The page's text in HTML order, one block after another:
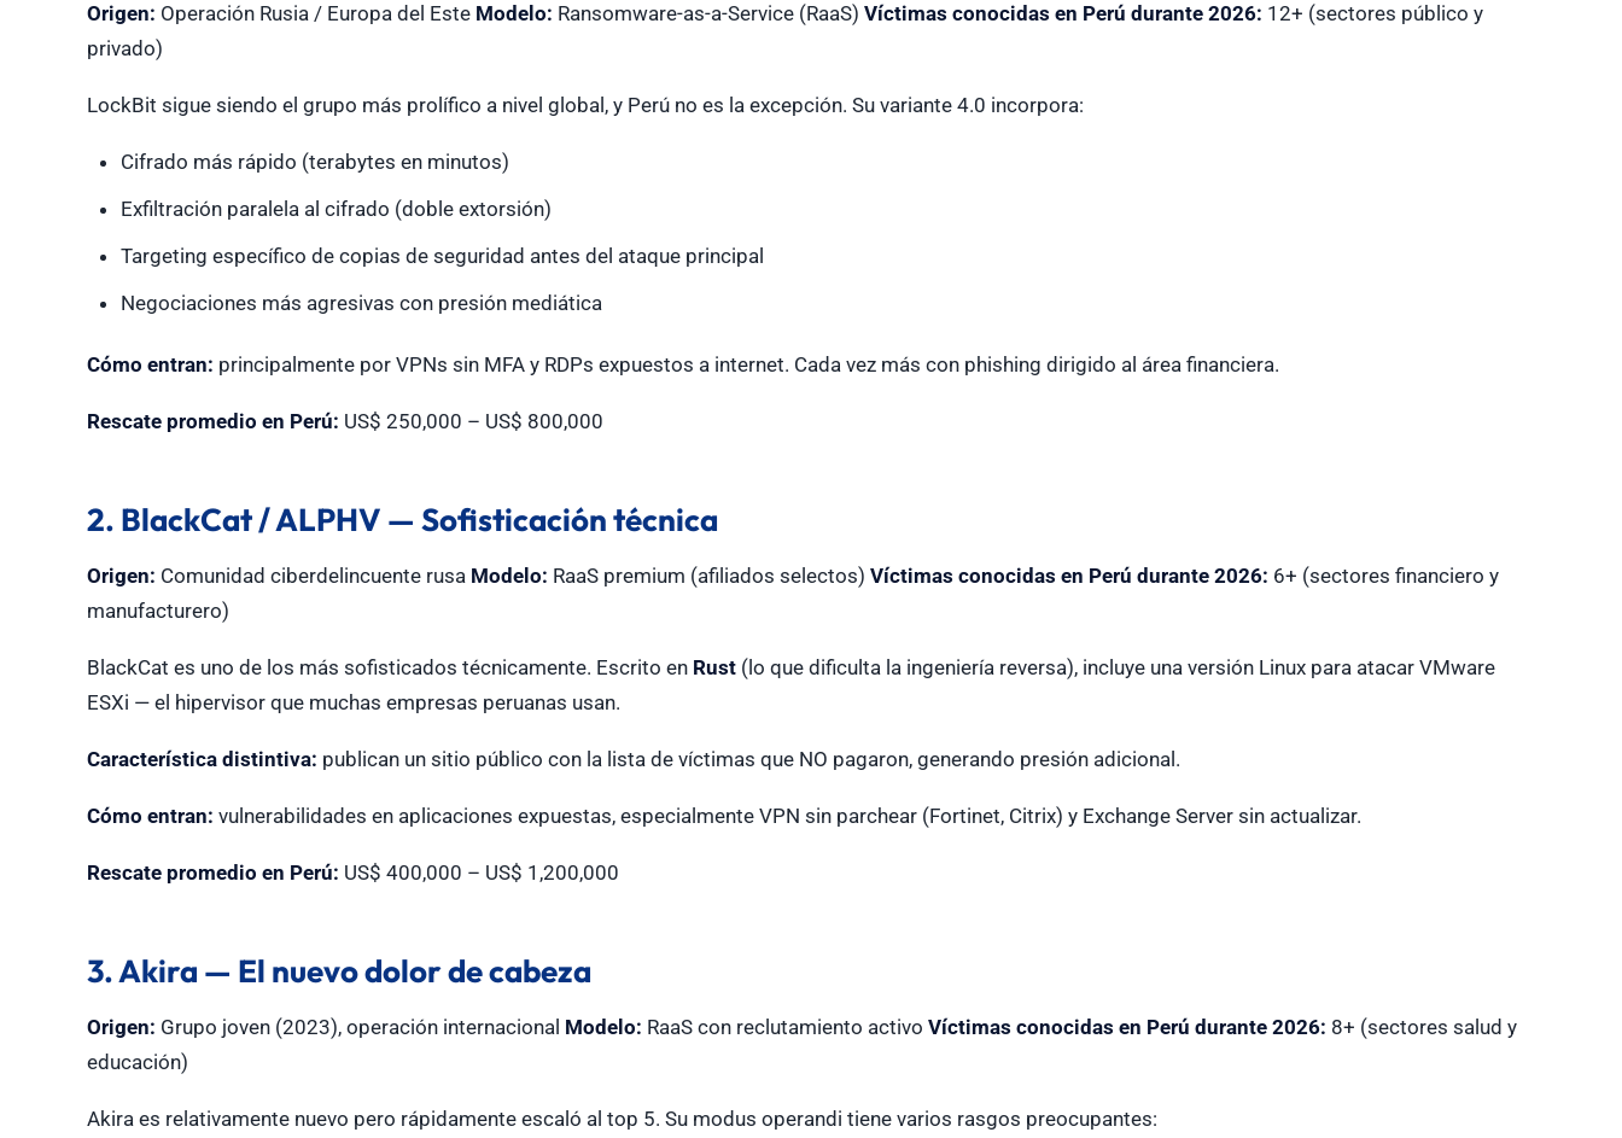
Origen: Operación Rusia / Europa del Este Modelo: Ransomware-as-a-Service (RaaS) Víctimas conocidas en Perú durante 2026: 12+ (sectores público y
privado)
LockBit sigue siendo el grupo más prolífico a nivel global, y Perú no es la excepción. Su variante 4.0 incorpora:
Cifrado más rápido (terabytes en minutos)
Exfiltración paralela al cifrado (doble extorsión)
Targeting específico de copias de seguridad antes del ataque principal
Negociaciones más agresivas con presión mediática
Cómo entran: principalmente por VPNs sin MFA y RDPs expuestos a internet. Cada vez más con phishing dirigido al área financiera.
Rescate promedio en Perú: US$ 250,000 – US$ 800,000
2. BlackCat / ALPHV — Sofisticación técnica
Origen: Comunidad ciberdelincuente rusa Modelo: RaaS premium (afiliados selectos) Víctimas conocidas en Perú durante 2026: 6+ (sectores financiero y
manufacturero)
BlackCat es uno de los más sofisticados técnicamente. Escrito en Rust (lo que dificulta la ingeniería reversa), incluye una versión Linux para atacar VMware
ESXi — el hipervisor que muchas empresas peruanas usan.
Característica distintiva: publican un sitio público con la lista de víctimas que NO pagaron, generando presión adicional.
Cómo entran: vulnerabilidades en aplicaciones expuestas, especialmente VPN sin parchear (Fortinet, Citrix) y Exchange Server sin actualizar.
Rescate promedio en Perú: US$ 400,000 – US$ 1,200,000
3. Akira — El nuevo dolor de cabeza
Origen: Grupo joven (2023), operación internacional Modelo: RaaS con reclutamiento activo Víctimas conocidas en Perú durante 2026: 8+ (sectores salud y
educación)
Akira es relativamente nuevo pero rápidamente escaló al top 5. Su modus operandi tiene varios rasgos preocupantes: